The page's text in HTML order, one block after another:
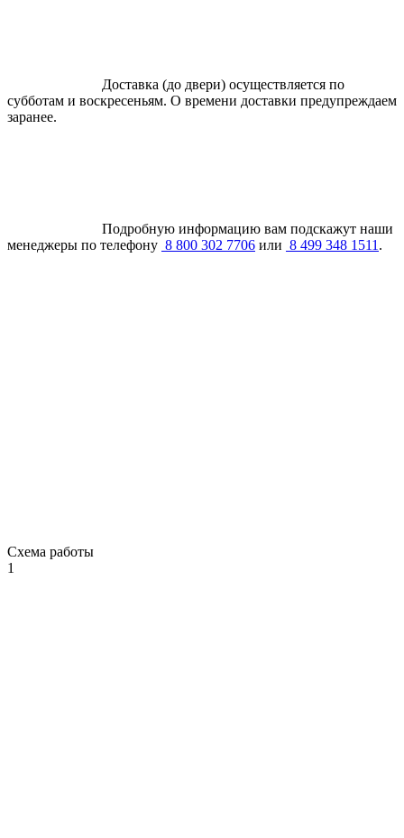
Доставка (до двери) осуществляется по
субботам и воскресеньям. О времени доставки предупреждаем
заранее.
Подробную информацию вам подскажут наши
менеджеры по телефону 8 800 302 7706 или 8 499 348 1511 .
Схема работы
1